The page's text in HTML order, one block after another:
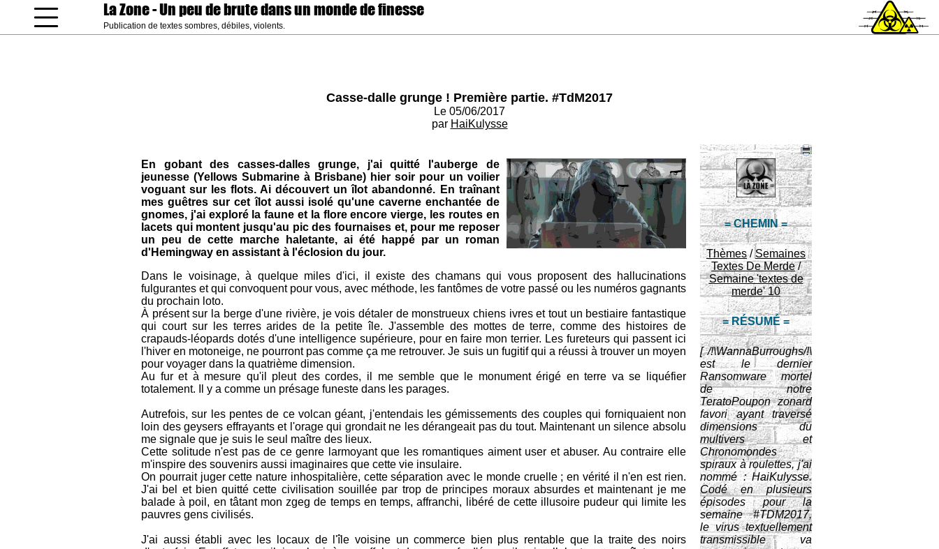
La Zone- Un peu de brute dans un monde de finesse
Publication de textes sombres, débiles, violents.
Casse-dalle grunge ! Première partie. #TdM2017
Le 05/06/2017
par HaiKulysse
= CHEMIN =
Thèmes/Semaines
Textes De Merde/
Semaine 'textes de
merde' 10
= RÉSUMÉ =
[ /!\WannaBurroughs/!\
est le dernier
Ransomware mortel
de notre
TeratoPoupon zonard
favori ayant traversé
dimensions du
multivers et
Chronomondes
spiraux à roulettes, j'ai
nommé : HaiKulysse.
Codé en plusieurs
épisodes pour la
semaine #TDM2017,
le virus textuellement
transmissible va
En gobant des casses-dalles grunge, j'ai quitté l'auberge de
jeunesse (Yellows Submarine à Brisbane) hier soir pour un voilier
voguant sur les flots. Ai découvert un îlot abandonné. En traînant
mes guêtres sur cet îlot aussi isolé qu'une caverne enchantée de
gnomes, j'ai exploré la faune et la flore encore vierge, les routes en
lacets qui montent jusqu'au pic des fournaises et, pour me reposer
un peu de cette marche haletante, ai été happé par un roman
d'Hemingway en assistant à l'éclosion du jour.
Dans le voisinage, à quelque miles d'ici, il existe des chamans qui vous proposent des hallucinations
fulgurantes et qui convoquent pour vous, avec méthode, les fantômes de votre passé ou les numéros gagnants
du prochain loto.
À présent sur la berge d'une rivière, je vois détaler de monstrueux chiens ivres et tout un bestiaire fantastique
qui court sur les terres arides de la petite île. J'assemble des mottes de terre, comme des histoires de
crapauds-léopards dotés d'une intelligence supérieure, pour en faire mon terrier. Les fureteurs qui passent ici
l'hiver en motoneige, ne pourront pas comme ça me retrouver. Je suis un fugitif qui a réussi à trouver un moyen
pour voyager dans la quatrième dimension.
Au fur et à mesure qu'il pleut des cordes, il me semble que le monument érigé en terre va se liquéfier
totalement. Il y a comme un présage funeste dans les parages.
Autrefois, sur les pentes de ce volcan géant, j'entendais les gémissements des couples qui forniquaient non
loin des geysers effrayants et l'orage qui grondait ne les dérangeait pas du tout. Maintenant un silence absolu
me signale que je suis le seul maître des lieux.
Cette solitude n'est pas de ce genre larmoyant que les romantiques aiment user et abuser. Au contraire elle
m'inspire des souvenirs aussi imaginaires que cette vie insulaire.
On pourrait juger cette nature inhospitalière, cette séparation avec le monde cruelle ; en vérité il n'en est rien.
J'ai bel et bien quitté cette civilisation souillée par trop de principes moraux absurdes et maintenant je me
balade à poil, en tâtant mon zgeg de temps en temps, affranchi, libéré de cette illusoire pudeur qui limite les
pauvres gens civilisés.
J'ai aussi établi avec les locaux de l'île voisine un commerce bien plus rentable que la traite des noirs